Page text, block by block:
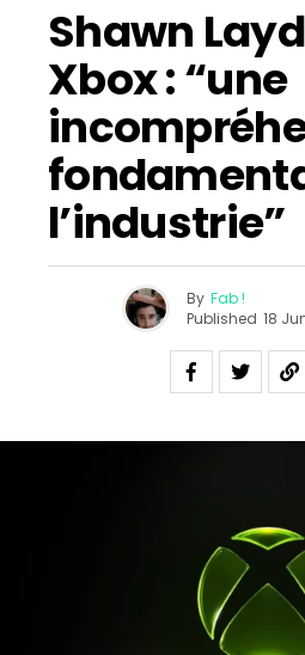
Shawn
Xbox : “une
l’industrie”
By Fab !
Published 18